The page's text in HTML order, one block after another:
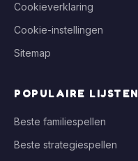
Cookieverklaring
Cookie-instellingen
Sitemap
POPULAIRE LIJSTEN
Beste familiespellen
Beste strategiespellen